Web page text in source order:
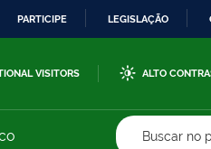
PARTICIPE LEGISLAÇÃO
VISITORS ALTO
Buscar no